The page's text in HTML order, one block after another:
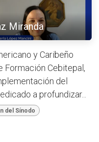
Miranda
y Caribeño
Formación Cebitepal,
del
a profundizar...
del Sínodo